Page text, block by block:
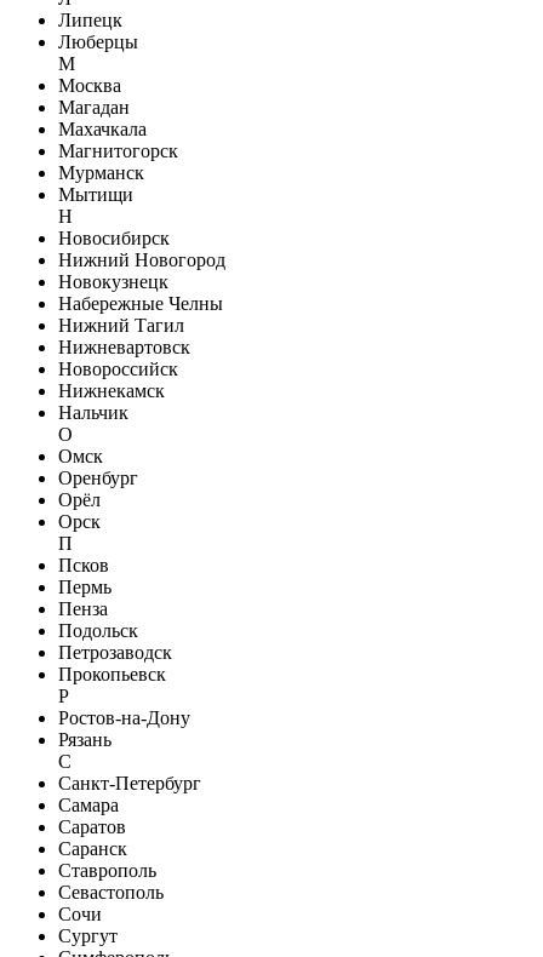
Липецк
Люберцы
М
Москва
Магадан
Махачкала
Магнитогорск
Мурманск
Мытищи
Н
Новосибирск
Нижний Новогород
Новокузнецк
Набережные Челны
Нижний Тагил
Нижневартовск
Новороссийск
Нижнекамск
Нальчик
О
Омск
Оренбург
Орёл
Орск
П
Псков
Пермь
Пенза
Подольск
Петрозаводск
Прокопьевск
Р
Ростов-на-Дону
Рязань
С
Санкт-Петербург
Самара
Саратов
Саранск
Ставрополь
Севастополь
Сочи
Сургут